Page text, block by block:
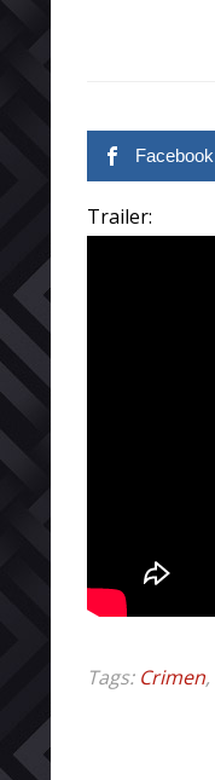
Facebook
Trailer:
Tags: Crimen,